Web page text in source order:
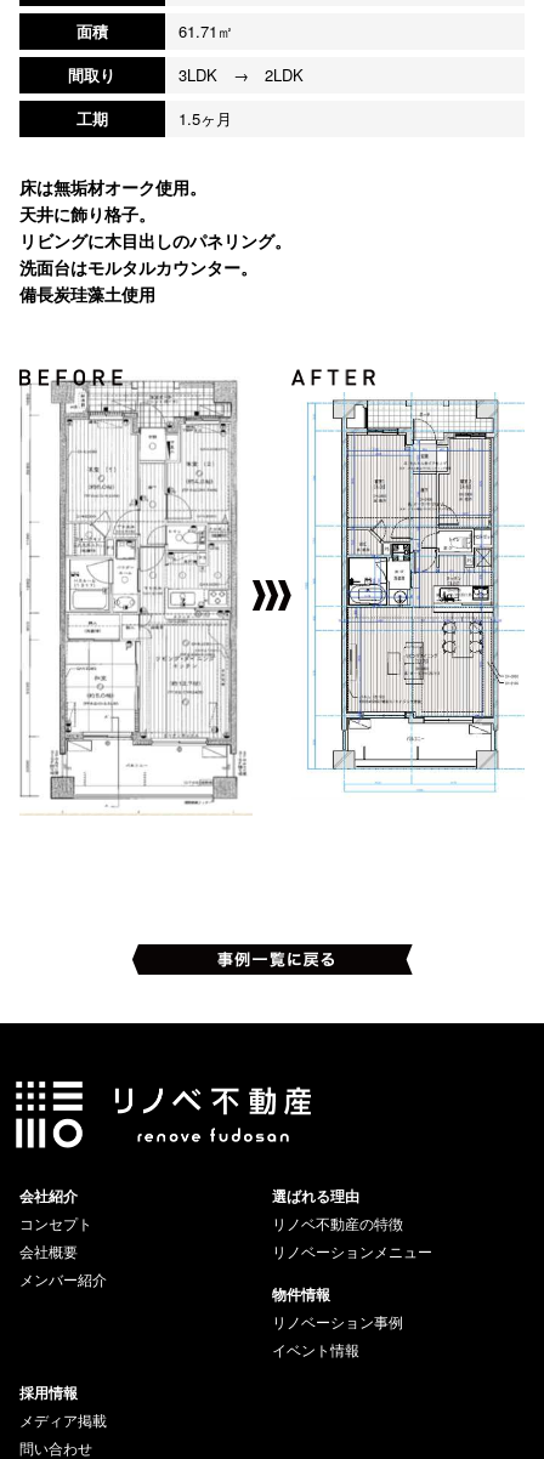
面積
61.71㎡
間取り
3LDK → 2LDK
工期
1.5ヶ月
床は無垢材オーク使用。
天井に飾り格子。
リビングに木目出しのパネリング。
洗面台はモルタルカウンター。
備長炭珪藻土使用
会社紹介
コンセプト
会社概要
メンバー紹介
選ばれる理由
リノベ不動産の特徴
リノベーションメニュー
物件情報
リノベーション事例
イベント情報
採用情報
メディア掲載
問い合わせ